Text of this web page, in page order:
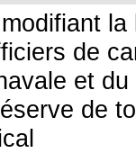
de
et
de